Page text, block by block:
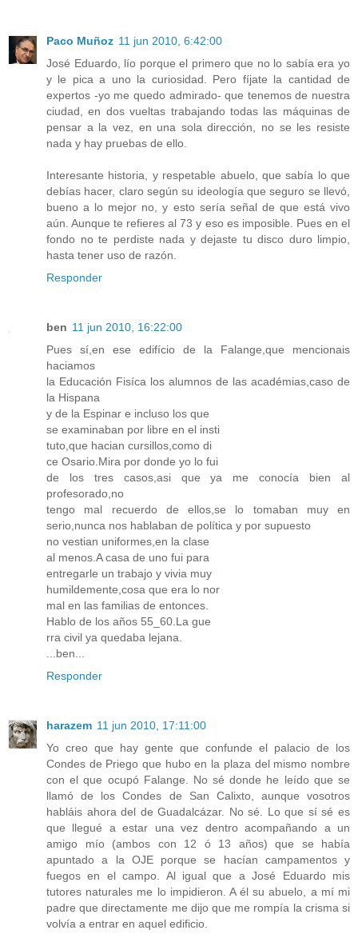
Paco Muñoz 11 jun 2010, 6:42:00
José Eduardo, lío porque el primero que no lo sabía era yo
y le pica a uno la curiosidad. Pero fíjate la cantidad de
expertos -yo me quedo admirado- que tenemos de nuestra
ciudad, en dos vueltas trabajando todas las máquinas de
pensar a la vez, en una sola dirección, no se les resiste
nada y hay pruebas de ello.
Interesante historia, y respetable abuelo, que sabía lo que
debías hacer, claro según su ideología que seguro se llevó,
bueno a lo mejor no, y esto sería señal de que está vivo
aún. Aunque te refieres al 73 y eso es imposible. Pues en el
fondo no te perdiste nada y dejaste tu disco duro limpio,
hasta tener uso de razón.
Responder
ben 11 jun 2010, 16:22:00
Pues sí,en ese edifício de la Falange,que mencionais
haciamos
la Educación Fisíca los alumnos de las académias,caso de
la Hispana
y de la Espinar e incluso los que
se examinaban por libre en el insti
tuto,que hacian cursillos,como di
ce Osario.Mira por donde yo lo fui
de los tres casos,asi que ya me conocía bien al
profesorado,no
tengo mal recuerdo de ellos,se lo tomaban muy en
serio,nunca nos hablaban de política y por supuesto
no vestian uniformes,en la clase
al menos.A casa de uno fui para
entregarle un trabajo y vivia muy
humildemente,cosa que era lo nor
mal en las familias de entonces.
Hablo de los años 55_60.La gue
rra civil ya quedaba lejana.
...ben...
Responder
harazem 11 jun 2010, 17:11:00
Yo creo que hay gente que confunde el palacio de los
Condes de Priego que hubo en la plaza del mismo nombre
con el que ocupó Falange. No sé donde he leído que se
llamó de los Condes de San Calixto, aunque vosotros
habláis ahora del de Guadalcázar. No sé. Lo que sí sé es
que llegué a estar una vez dentro acompañando a un
amigo mío (ambos con 12 ó 13 años) que se había
apuntado a la OJE porque se hacían campamentos y
fuegos en el campo. Al igual que a José Eduardo mis
tutores naturales me lo impidieron. A él su abuelo, a mí mi
padre que directamente me dijo que me rompía la crisma si
volvía a entrar en aquel edificio.